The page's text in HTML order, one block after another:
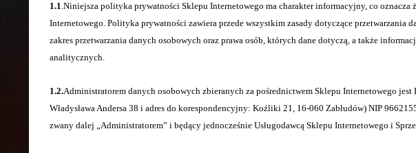
1.1.Niniejsza polityka prywatności Sklepu Internetowego ma charakter informacyjny, co
Internetowego. Polityka prywatności zawiera przede wszystkim zasady dotyczące
zakres przetwarzania danych osobowych oraz prawa osób, których dane dotyczą, a także
analitycznych.
1.2.Administratorem danych osobowych zbieranych za pośrednictwem Sklepu Internetowego
Władysława Andersa 38 i adres do korespondencyjny: Koźliki 21, 16-060 Zabłudów) NIP
zwany dalej „Administratorem” i będący jednocześnie Usługodawcą Sklepu Internetowego i